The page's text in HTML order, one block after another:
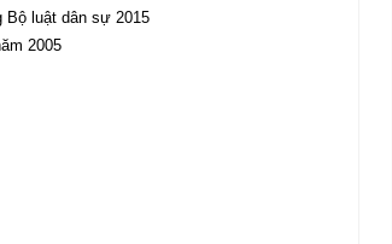
Bộ luật dân sự 2015
2005